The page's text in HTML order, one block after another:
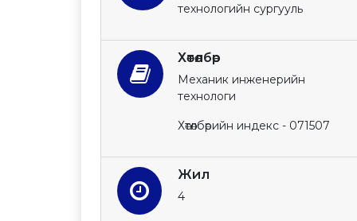
технологийн сургууль
Хөтөлбөр
Механик инженерийн
технологи
Хөтөлбөрийн индекс - 071507
Жил
4